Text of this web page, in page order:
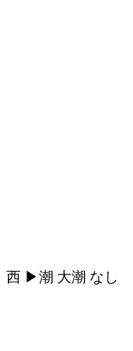
西 ▶︎潮 大潮 なし